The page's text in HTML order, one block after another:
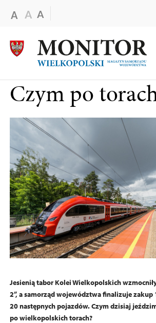
Czym po
Jesienią tabor Kolei Wielkopolskich
2”, a samorząd województwa finalizuje zakup
20 następnych pojazdów. Czym dzisiaj
po wielkopolskich torach?